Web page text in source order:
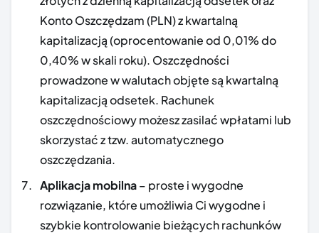
Konto Oszczędzam (PLN) z kwartalną
kapitalizacją (oprocentowanie od 0,01% do
0,40% w skali roku). Oszczędności
prowadzone w walutach objęte są kwartalną
kapitalizacją odsetek. Rachunek
oszczędnościowy możesz zasilać wpłatami lub
skorzystać z tzw. automatycznego
oszczędzania.
Aplikacja mobilna– proste i wygodne
rozwiązanie, które umożliwia Ci wygodne i
szybkie kontrolowanie bieżących rachunków